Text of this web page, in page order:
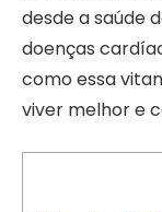
desde a saúde
doenças
como essa
viver melhor e